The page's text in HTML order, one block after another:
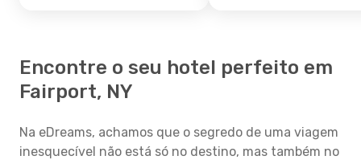
Encontre o seu hotel perfeito em
Fairport, NY
Na eDreams, achamos que o segredo de uma viagem
inesquecível não está só no destino, mas também no